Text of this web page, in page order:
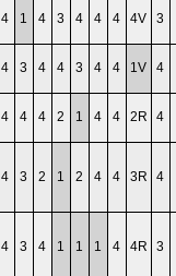
4 1 4 3 4 4 4 4V 3
4 3 4 4 3 4 4 1V 4
4 4 4 2 1 4 4 2R 4
4 3 2 1 2 4 4 3R 4
4 3 4 1 1 1 4 4R 3